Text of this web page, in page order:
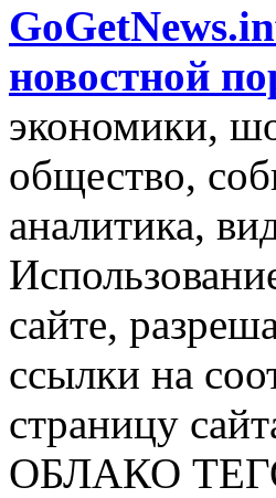
новостной
экономики,
общество,
аналитика,
сайте,
ссылки на
страницу
ОБЛАКО